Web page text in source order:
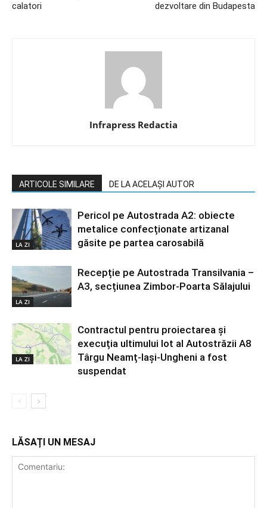
calatori
dezvoltare din Budapesta
Infrapress Redactia
ARTICOLE SIMILARE DE LA ACELAȘI AUTOR
LA ZI
Pericol pe Autostrada A2: obiecte
metalice confecționate artizanal
găsite pe partea carosabilă
LA ZI
Recepție pe Autostrada Transilvania –
A3, secțiunea Zimbor-Poarta Sălajului
LA ZI
Contractul pentru proiectarea și
execuția ultimului lot al Autostrăzii A8
Târgu Neamț-Iași-Ungheni a fost
suspendat
LĂSAȚI UN MESAJ